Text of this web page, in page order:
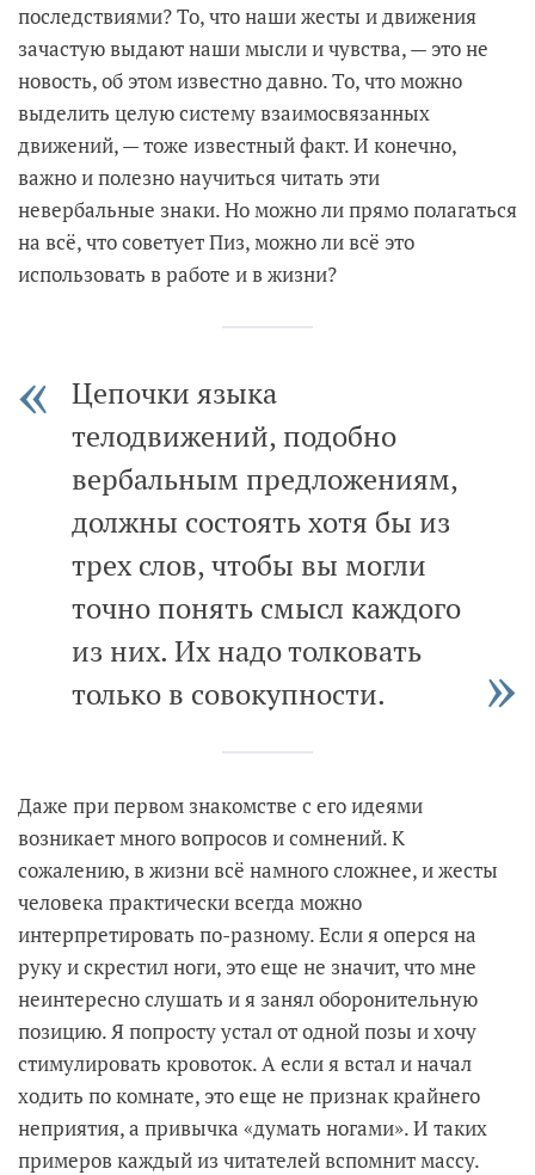
последствиями? То, что наши жесты и движения
зачастую выдают наши мысли и чувства, — это не
новость, об этом известно давно. То, что можно
выделить целую систему взаимосвязанных
движений, — тоже известный факт. И конечно,
важно и полезно научиться читать эти
невербальные знаки. Но можно ли прямо полагаться
на всё, что советует Пиз, можно ли всё это
использовать в работе и в жизни?
Цепочки языка
телодвижений, подобно
вербальным предложениям,
должны состоять хотя бы из
трех слов, чтобы вы могли
точно понять смысл каждого
из них. Их надо толковать
только в совокупности.
Даже при первом знакомстве с его идеями
возникает много вопросов и сомнений. К
сожалению, в жизни всё намного сложнее, и жесты
человека практически всегда можно
интерпретировать по-разному. Если я оперся на
руку и скрестил ноги, это еще не значит, что мне
неинтересно слушать и я занял оборонительную
позицию. Я попросту устал от одной позы и хочу
стимулировать кровоток. А если я встал и начал
ходить по комнате, это еще не признак крайнего
неприятия, а привычка «думать ногами». И таких
примеров каждый из читателей вспомнит массу.